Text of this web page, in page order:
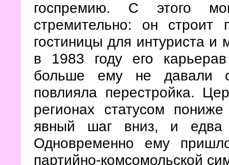
госпремию. С этого
стремительно: он
гостиницы для интуриста
в 1983 году его
больше ему не давали
повлияла перестройка.
регионах статусом
явный шаг вниз, и
Одновременно ему
партийно-комсомольской